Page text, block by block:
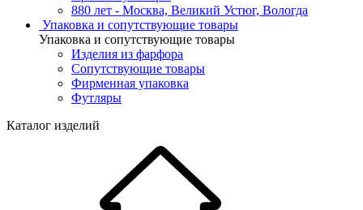
880 лет - Москва, Великий Устюг, Вологда
Упаковка и сопутствующие товары
Упаковка и сопутствующие товары
Изделия из фарфора
Сопутствующие товары
Фирменная упаковка
Футляры
Каталог изделий